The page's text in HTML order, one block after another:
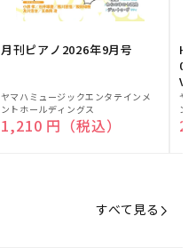
月刊ピアノ2026年9月号
販
売
元:
ヤマハミュージックエンタテインメ
ントホールディングス
通常価格
1,210 円（税込）
販
売
元:
ヤ
ン
すべて見る